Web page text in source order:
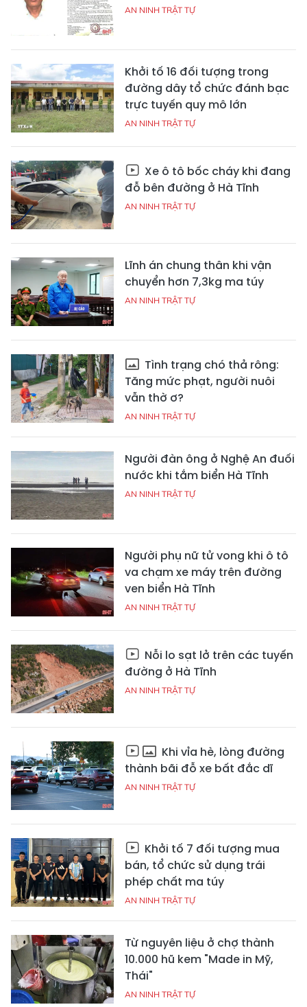
AN NINH TRẬT TỰ
Khởi tố 16 đối tượng trong
đường dây tổ chức đánh bạc
trực tuyến quy mô lớn
AN NINH TRẬT TỰ
Xe ô tô bốc cháy khi đang
đỗ bên đường ở Hà Tĩnh
AN NINH TRẬT TỰ
Lĩnh án chung thân khi vận
chuyển hơn 7,3kg ma túy
AN NINH TRẬT TỰ
Tình trạng chó thả rông:
Tăng mức phạt, người nuôi
vẫn thờ ơ?
AN NINH TRẬT TỰ
Người đàn ông ở Nghệ An đuối
nước khi tắm biển Hà Tĩnh
AN NINH TRẬT TỰ
Người phụ nữ tử vong khi ô tô
va chạm xe máy trên đường
ven biển Hà Tĩnh
AN NINH TRẬT TỰ
Nỗi lo sạt lở trên các tuyến
đường ở Hà Tĩnh
AN NINH TRẬT TỰ
Khi vỉa hè, lòng đường
thành bãi đỗ xe bất đắc dĩ
AN NINH TRẬT TỰ
Khởi tố 7 đối tượng mua
bán, tổ chức sử dụng trái
phép chất ma túy
AN NINH TRẬT TỰ
Từ nguyên liệu ở chợ thành
10.000 hũ kem "Made in Mỹ,
Thái"
AN NINH TRẬT TỰ